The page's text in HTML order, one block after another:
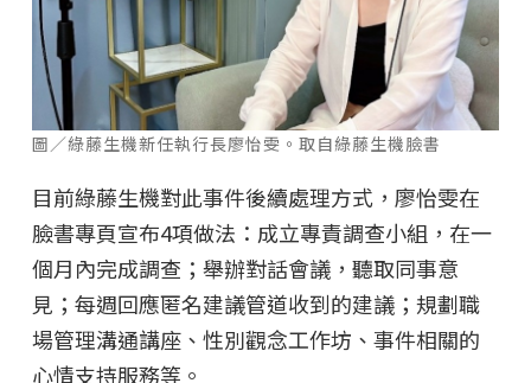
圖／綠藤生機新任執行長廖怡雯。取自綠藤生機臉書
目前綠藤生機對此事件後續處理方式，廖怡雯在
臉書專頁宣布4項做法：成立專責調查小組，在一
個月內完成調查；舉辦對話會議，聽取同事意
見；每週回應匿名建議管道收到的建議；規劃職
場管理溝通講座、性別觀念工作坊、事件相關的
心情支持服務等。